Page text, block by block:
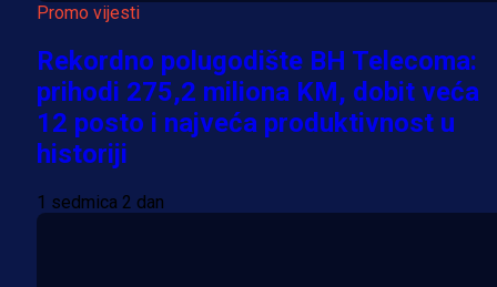
Promo vijesti
Rekordno polugodište BH Telecoma:
prihodi 275,2 miliona KM, dobit veća
12 posto i najveća produktivnost u
historiji
1 sedmica 2 dan